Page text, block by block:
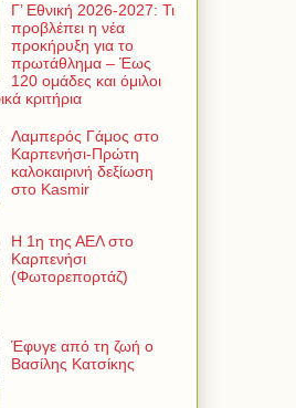
Γ’ Εθνική 2026-2027: Τι
προβλέπει η νέα
προκήρυξη για το
πρωτάθλημα – Έως
120 ομάδες και όμιλοι
κριτήρια
Λαμπερός Γάμος στο
Καρπενήσι-Πρώτη
καλοκαιρινή δεξίωση
στο Kasmir
Η 1η της ΑΕΛ στο
Καρπενήσι
(Φωτορεπορτάζ)
Έφυγε από τη ζωή ο
Βασίλης Κατσίκης